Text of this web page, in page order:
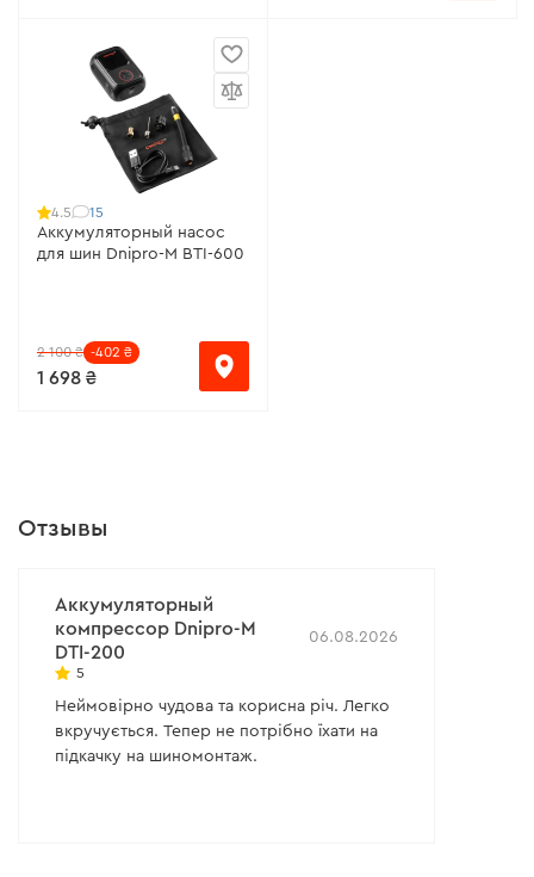
4.5 15
Аккумуляторный насос
для шин Dnipro-M BTI-600
2 100 ₴ -402 ₴
1 698 ₴
Отзывы
Аккумуляторный
компрессор Dnipro-M
DTI-200
5
06.08.2026
Неймовірно чудова та корисна річ. Легко
вкручується. Тепер не потрібно їхати на
підкачку на шиномонтаж.